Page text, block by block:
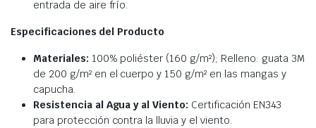
entrada de aire frío.
Especificaciones del Producto
Materiales: 100% poliéster (160 g/m²); Relleno: guata 3M
de 200 g/m² en el cuerpo y 150 g/m² en las mangas y
capucha.
Resistencia al Agua y al Viento: Certificación EN343
para protección contra la lluvia y el viento.